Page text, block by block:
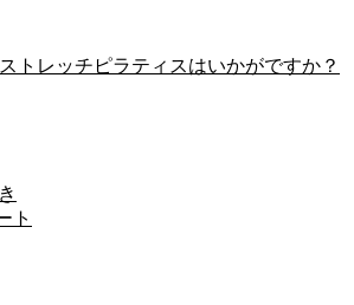
トレッチピラティスはいかがですか？
ト